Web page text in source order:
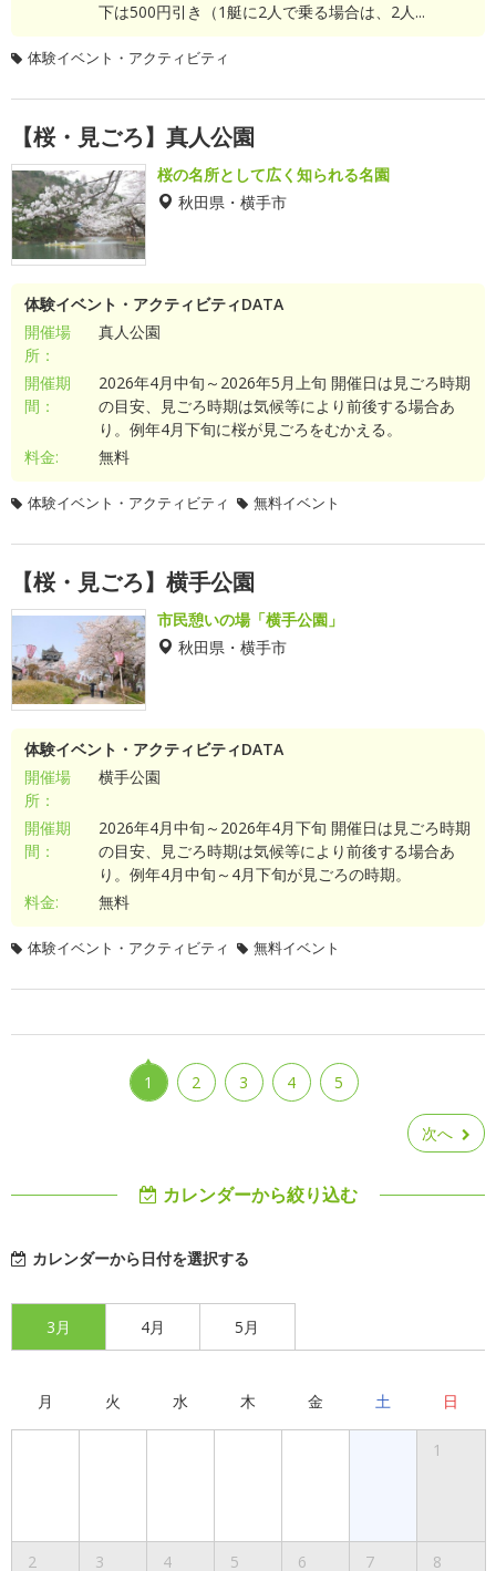
下は500円引き（1艇に2人で乗る場合は、2人...
体験イベント・アクティビティ
【桜・見ごろ】真人公園
桜の名所として広く知られる名園
秋田県・横手市
体験イベント・アクティビティDATA
開催場
所：
真人公園
開催期
間：
2026年4月中旬～2026年5月上旬 開催日は見ごろ時期
の目安、見ごろ時期は気候等により前後する場合あ
り。例年4月下旬に桜が見ごろをむかえる。
料金:
無料
体験イベント・アクティビティ 無料イベント
【桜・見ごろ】横手公園
市民憩いの場「横手公園」
秋田県・横手市
体験イベント・アクティビティDATA
開催場
所：
横手公園
開催期
間：
2026年4月中旬～2026年4月下旬 開催日は見ごろ時期
の目安、見ごろ時期は気候等により前後する場合あ
り。例年4月中旬～4月下旬が見ごろの時期。
料金:
無料
体験イベント・アクティビティ 無料イベント
1 2 3 4 5
次へ
カレンダーから絞り込む
カレンダーから日付を選択する
3月 4月 5月
月 火 水 木 金 土 日
1
2 3 4 5 6 7 8